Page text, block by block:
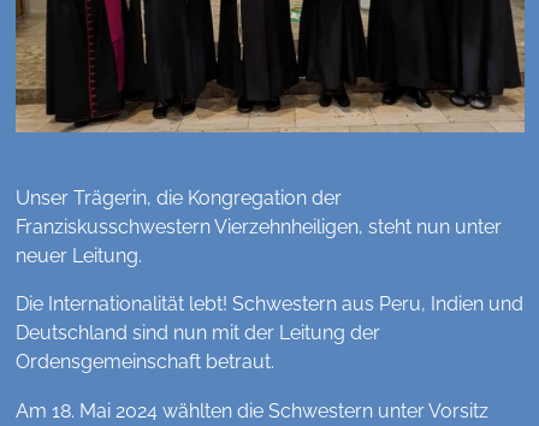
Unser Trägerin, die Kongregation der
Franziskusschwestern Vierzehnheiligen, steht nun unter
neuer Leitung.
Die Internationalität lebt! Schwestern aus Peru, Indien und
Deutschland sind nun mit der Leitung der
Ordensgemeinschaft betraut.
Am 18. Mai 2024 wählten die Schwestern unter Vorsitz